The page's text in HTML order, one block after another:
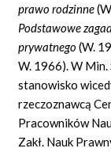
prawo rodzinne
Podstawowe
prywatnego(W.
W. 1966). W
stanowisko
rzeczoznawcą
Pracowników
Zakł. Nauk